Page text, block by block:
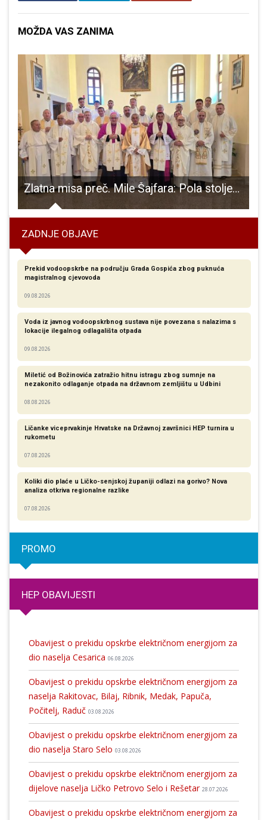
MOŽDA VAS ZANIMA
Zlatna misa preč. Mile Šajfara: Pola stoljeća vjernoga služenja Kristu i Crkvi
ZADNJE OBJAVE
Prekid vodoopskrbe na području Grada Gospića zbog puknuća
magistralnog cjevovoda
09.08.2026
Voda iz javnog vodoopskrbnog sustava nije povezana s nalazima s
lokacije ilegalnog odlagališta otpada
09.08.2026
Miletić od Božinovića zatražio hitnu istragu zbog sumnje na
nezakonito odlaganje otpada na državnom zemljištu u Udbini
08.08.2026
Ličanke viceprvakinje Hrvatske na Državnoj završnici HEP turnira u
rukometu
07.08.2026
Koliki dio plaće u Ličko-senjskoj županiji odlazi na gorivo? Nova
analiza otkriva regionalne razlike​
07.08.2026
PROMO
HEP OBAVIJESTI
Obavijest o prekidu opskrbe električnom energijom za
dio naselja Cesarica 06.08.2026
Obavijest o prekidu opskrbe električnom energijom za
naselja Rakitovac, Bilaj, Ribnik, Medak, Papuča,
Počitelj, Raduč 03.08.2026
Obavijest o prekidu opskrbe električnom energijom za
dio naselja Staro Selo 03.08.2026
Obavijest o prekidu opskrbe električnom energijom za
dijelove naselja Ličko Petrovo Selo i Rešetar 28.07.2026
Obavijest o prekidu opskrbe električnom energijom za